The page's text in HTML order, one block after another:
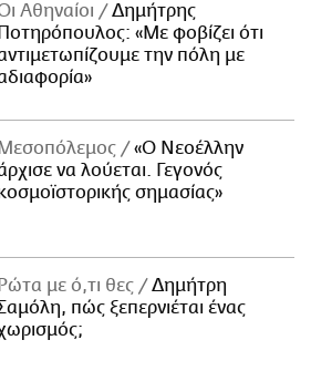
Αθηναίοι
Δημήτρης
Ποτηρόπουλος: «Με φοβίζει ότι
την πόλη με
Μεσοπόλεμος
«Ο Νεοέλλην
να λούεται. Γεγονός
σημασίας»
Ρώτα με ό,τι θες
Δημήτρη
πώς ξεπερνιέται ένας